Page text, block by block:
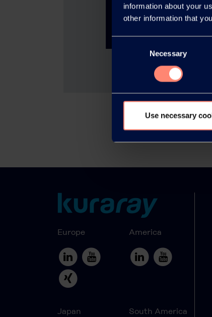
information about your
other information that
Necessary
Use necessary
Europe America
Japan South America